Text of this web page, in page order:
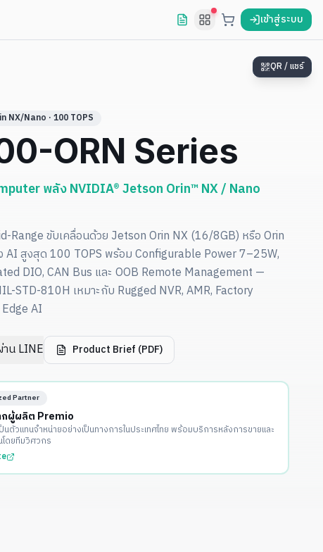
เข้าสู่ระบบ
NX/Nano · 100 TOPS
ORN Series
พลัง NVIDIA® Jetson Orin™ NX / Nano
Range ขับเคลื่อนด้วย Jetson Orin NX (16/8GB) หรือ Orin
AI สูงสุด 100 TOPS พร้อม Configurable Power 7–25W,
DIO, CAN Bus และ OOB Remote Management —
STD-810H เหมาะกับ Rugged NVR, AMR, Factory
AI
น LINE Product Brief (PDF)
Partner
กผู้ผลิต Premio
นตัวแทนจำหน่ายอย่างเป็นทางการในประเทศไทย พร้อมบริการหลังการขายและ
ดยทีมวิศวกร
QR / แชร์